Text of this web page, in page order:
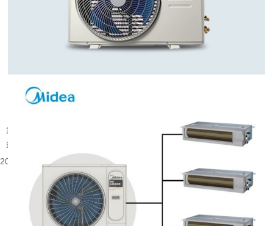
武汉大量建成年代较早的楼宇分布在老城片区，涵盖办公、商业以及部分居住建
筑。不少旧楼原有降温取暖设备老化，室内温控体验有限，很多业主会考虑...
2026-08-06 08:53:52